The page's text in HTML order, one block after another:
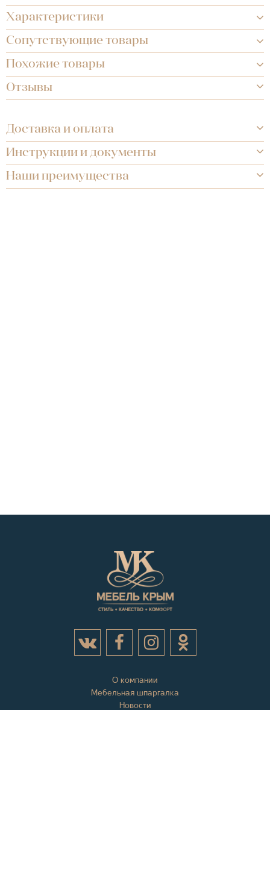
Характеристики
Сопутствующие товары
Похожие товары
Отзывы
Доставка и оплата
Инструкции и документы
Наши преимущества
О компании
Мебельная шпаргалка
Новости